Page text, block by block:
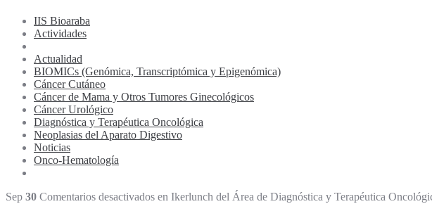
IIS Bioaraba
Actividades
Actualidad
BIOMICs (Genómica, Transcriptómica y Epigenómica)
Cáncer Cutáneo
Cáncer de Mama y Otros Tumores Ginecológicos
Cáncer Urológico
Diagnóstica y Terapéutica Oncológica
Neoplasias del Aparato Digestivo
Noticias
Onco-Hematología
Sep 30 Comentarios desactivados en Ikerlunch del Área de Diagnóstica y Terapéutica